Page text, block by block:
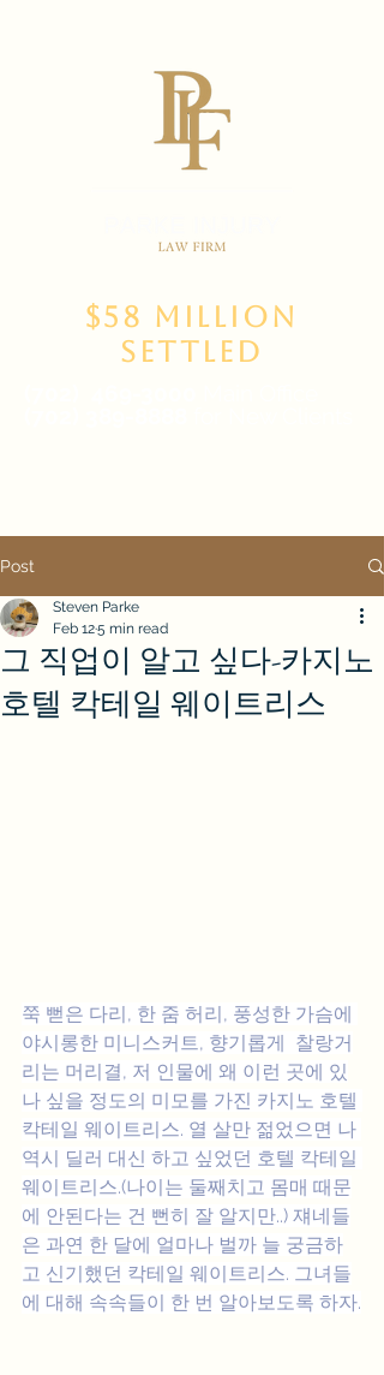
$58 Million
Settled
Post
그 직업이 알고 싶다-카지노
호텔 칵테일 웨이트리스
Steven Parke
Feb 125 min read
쭉 뻗은 다리, 한 줌 허리, 풍성한 가슴에
야시롱한 미니스커트, 향기롭게  찰랑거
리는 머리결, 저 인물에 왜 이런 곳에 있
나 싶을 정도의 미모를 가진 카지노 호텔
칵테일 웨이트리스. 열 살만 젊었으면 나
역시 딜러 대신 하고 싶었던 호텔 칵테일
웨이트리스.(나이는 둘째치고 몸매 때문
에 안된다는 건 뻔히 잘 알지만..) 쟤네들
은 과연 한 달에 얼마나 벌까 늘 궁금하
고 신기했던 칵테일 웨이트리스. 그녀들
에 대해 속속들이 한 번 알아보도록 하자.